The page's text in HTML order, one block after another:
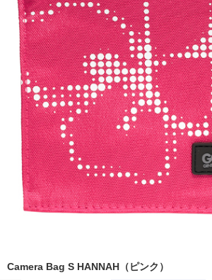
Camera Bag S HANNAH（ピンク）